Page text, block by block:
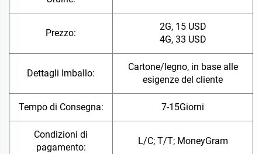
Prezzo:
2G, 15 USD
4G, 33 USD
Dettagli Imballo:
Cartone/legno, in base alle
esigenze del cliente
Tempo di Consegna: 7-15Giorni
Condizioni di
pagamento:
L/C; T/T; MoneyGram